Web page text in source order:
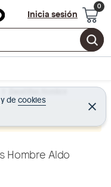
Inicia sesión
yde cookies C
e
r
Zapatillas Hombre
Hombre Aldo